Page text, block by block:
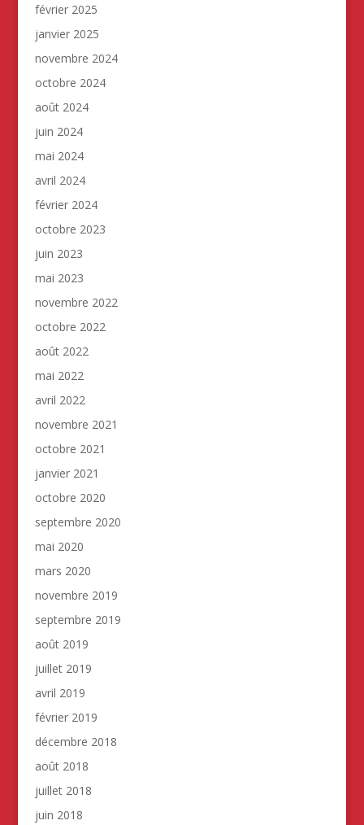
février 2025
janvier 2025
novembre 2024
octobre 2024
août 2024
juin 2024
mai 2024
avril 2024
février 2024
octobre 2023
juin 2023
mai 2023
novembre 2022
octobre 2022
août 2022
mai 2022
avril 2022
novembre 2021
octobre 2021
janvier 2021
octobre 2020
septembre 2020
mai 2020
mars 2020
novembre 2019
septembre 2019
août 2019
juillet 2019
avril 2019
février 2019
décembre 2018
août 2018
juillet 2018
juin 2018